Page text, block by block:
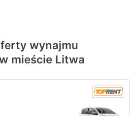
wynajmu
mieście Litwa